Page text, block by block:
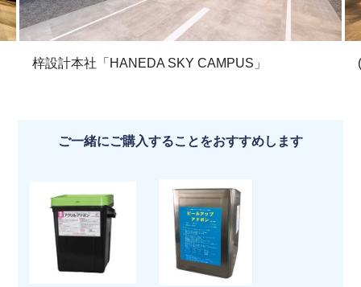
梓設計本社「HANEDA SKY CAMPUS」
ご一緒にご購入することをおすすめします